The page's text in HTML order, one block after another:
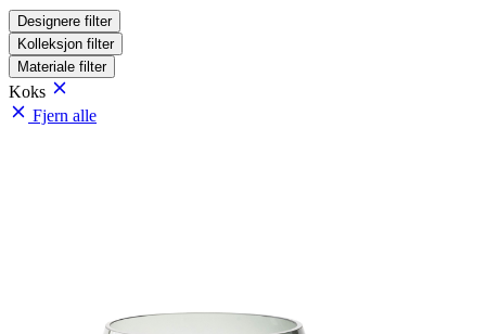
Designere filter
Kolleksjon filter
Materiale filter
Koks
Fjern alle